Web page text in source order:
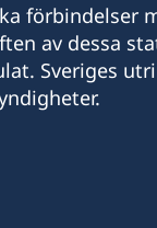
förbindelser
av dessa
Sveriges